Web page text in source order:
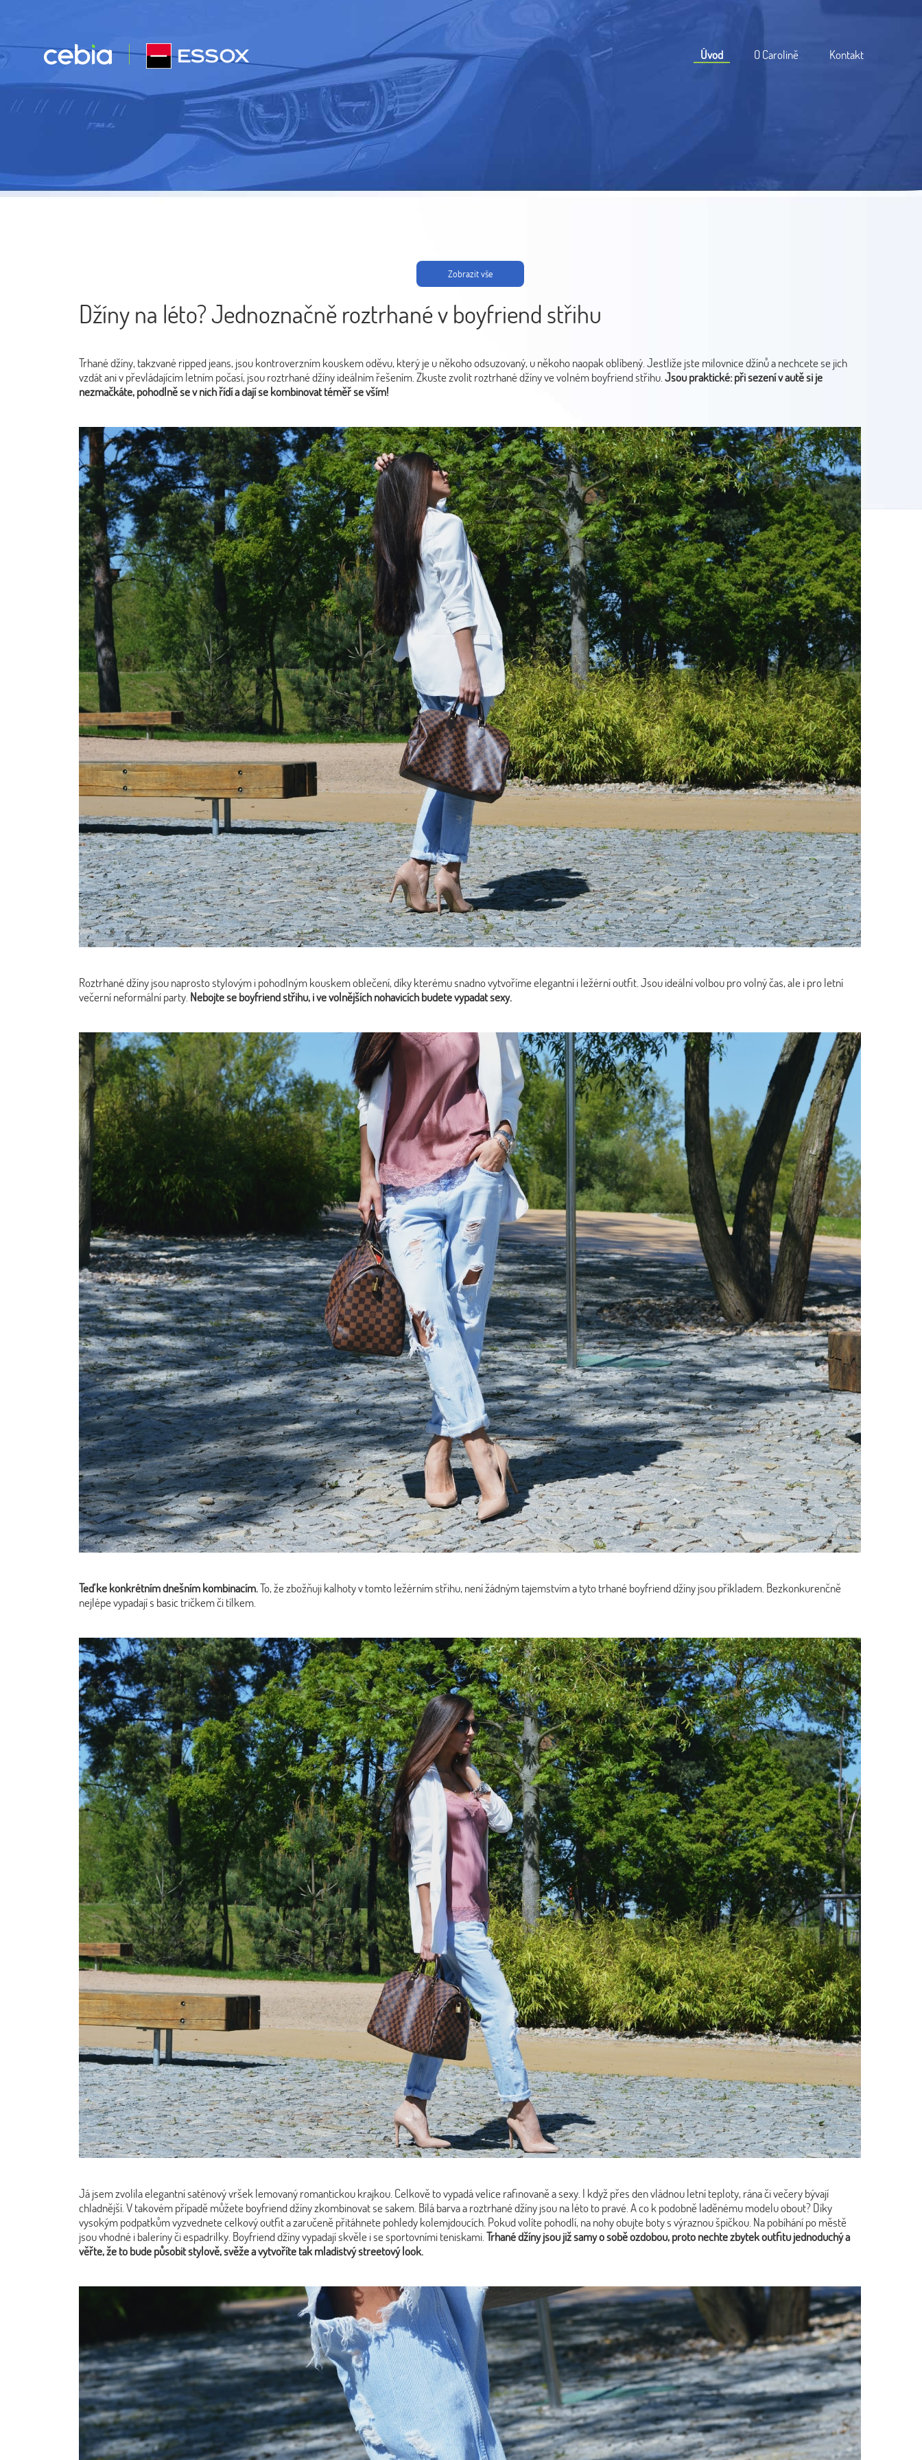
Úvod O Carolině Kontakt
Zobrazit vše
Džíny na léto? Jednoznačně roztrhané v boyfriend střihu
Trhané džíny, takzvané ripped jeans, jsou kontroverzním kouskem oděvu, který je u někoho odsuzovaný, u někoho naopak oblíbený.Jestliže jste milovnice džínů a nechcete se jich
vzdát ani v převládajícím letním počasí, jsou roztrhané džíny ideálním řešením. Zkuste zvolit roztrhané džíny ve volném boyfriend střihu.Jsou praktické: při sezení v autě si je
nezmačkáte, pohodlně se v nich řídí a dají se kombinovat téměř se vším!
Roztrhané džíny jsou naprosto stylovým i pohodlným kouskem oblečení, díky kterému snadno vytvoříme elegantní i ležérní outfit. Jsou ideální volbou pro volný čas, ale i pro letní
večerní neformální party. Nebojte se boyfriend střihu, i ve volnějších nohavicích budete vypadat sexy.
Teď ke konkrétním dnešním kombinacím.To, že zbožňuji kalhoty v tomto ležérním střihu, není žádným tajemstvím a tyto trhané boyfriend džíny jsou příkladem. Bezkonkurenčně
nejlépe vypadají s basic tričkem či tílkem.
Já jsem zvolila elegantní saténový vršek lemovaný romantickou krajkou. Celkově to vypadá velice rafinovaně a sexy. I když přes den vládnou letní teploty, rána či večery bývají
chladnější. V takovém případě můžete boyfriend džíny zkombinovat se sakem. Bílá barva a roztrhané džíny jsou na léto to pravé. A co k podobně laděnému modelu obout? Díky
vysokým podpatkům vyzvednete celkový outfit a zaručeně přitáhnete pohledy kolemjdoucích. Pokud volíte pohodlí, na nohy obujte boty s výraznou špičkou. Na pobíhání po městě
jsou vhodné i baleríny či espadrilky. Boyfriend džíny vypadají skvěle i se sportovními teniskami.Trhané džíny jsou již samy o sobě ozdobou, proto nechte zbytek outfitu jednoduchý a
věřte, že to bude působit stylově, svěže a vytvoříte tak mladistvý streetový look.